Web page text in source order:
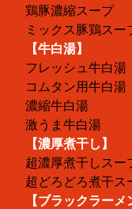
鶏豚濃縮スープ
ミックス豚鶏スー
【牛白湯】
フレッシュ牛白湯
コムタン用牛白湯
濃縮牛白湯
激うま牛白湯
【濃厚煮干し】
超濃厚煮干しスー
超どろどろ煮干ス
【ブラックラーメ